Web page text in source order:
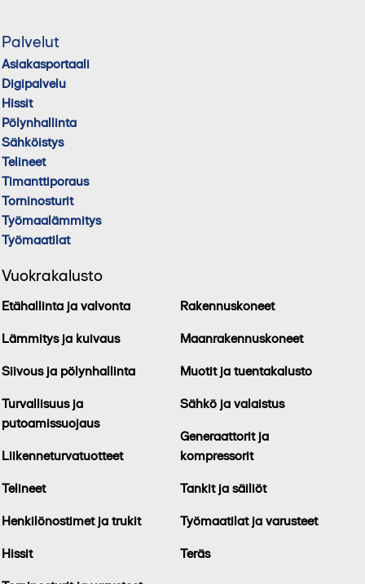
Palvelut
Asiakasportaali
Digipalvelu
Hissit
Pölynhallinta
Sähköistys
Telineet
Timanttiporaus
Torninosturit
Työmaalämmitys
Työmaatilat
Vuokrakalusto
Etähallinta ja valvonta
Lämmitys ja kuivaus
Siivous ja pölynhallinta
Turvallisuus ja
putoamissuojaus
Liikenneturvatuotteet
Telineet
Henkilönostimet ja trukit
Hissit
Rakennuskoneet
Maanrakennuskoneet
Muotit ja tuentakalusto
Sähkö ja valaistus
Generaattorit ja
kompressorit
Tankit ja säiliöt
Työmaatilat ja varusteet
Teräs